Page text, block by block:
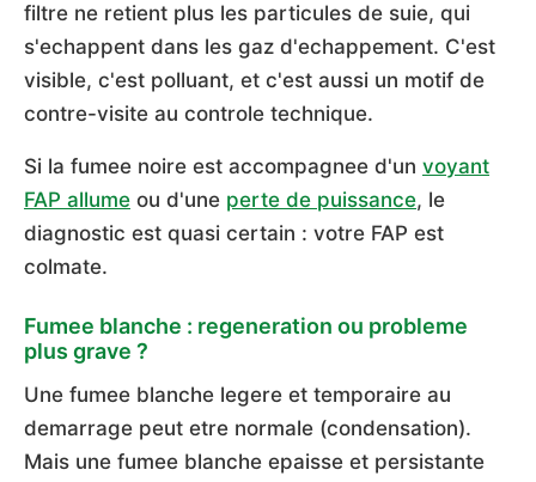
filtre ne retient plus les particules de suie, qui
s'echappent dans les gaz d'echappement. C'est
visible, c'est polluant, et c'est aussi un motif de
contre-visite au controle technique.
Si la fumee noire est accompagnee d'un voyant
FAP allume ou d'une perte de puissance, le
diagnostic est quasi certain : votre FAP est
colmate.
Fumee blanche : regeneration ou probleme
plus grave ?
Une fumee blanche legere et temporaire au
demarrage peut etre normale (condensation).
Mais une fumee blanche epaisse et persistante